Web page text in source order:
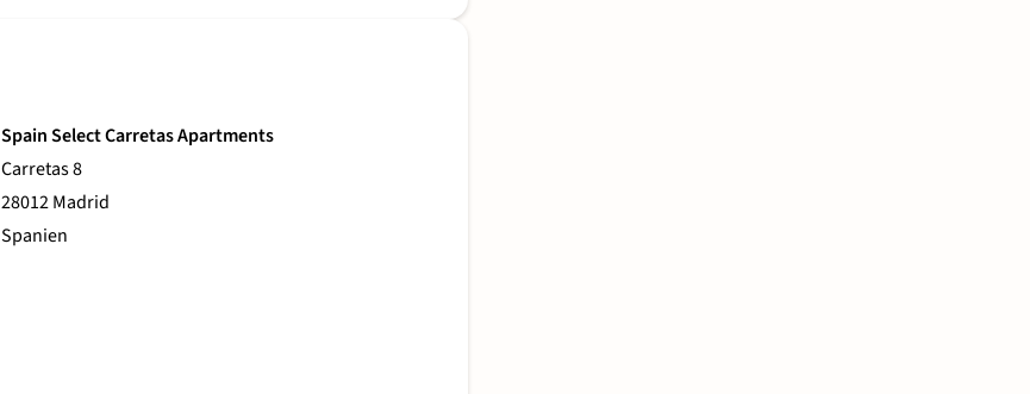
Spain Select Carretas Apartments
Carretas 8
28012 Madrid
Spanien